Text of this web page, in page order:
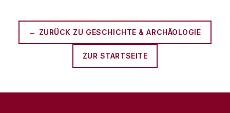
← ZURÜCK ZU GESCHICHTE & ARCHÄOLOGIE
ZUR STARTSEITE